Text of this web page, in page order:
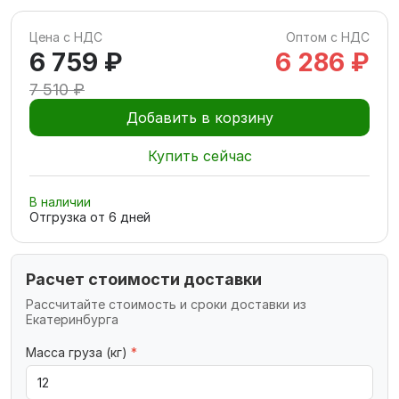
Цена с НДС Оптом с НДС
6 759 ₽
7 510 ₽
6 286 ₽
Добавить в корзину
Купить сейчас
В наличии
Отгрузка от 6 дней
Расчет стоимости доставки
Рассчитайте стоимость и сроки доставки из
Екатеринбурга
Масса груза (кг) *